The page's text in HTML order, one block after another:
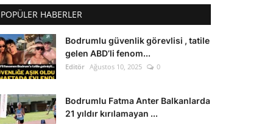
POPÜLER HABERLER
Bodrumlu güvenlik görevlisi , tatile
gelen ABD’li fenom...
Editör Ağustos 10, 2025 0
Bodrumlu Fatma Anter Balkanlarda
21 yıldır kırılamayan ...